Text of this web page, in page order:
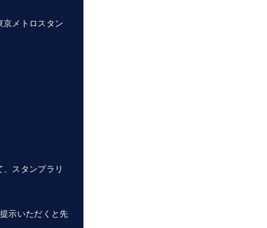
メトロスタン
スタンプラリ
示いただくと先